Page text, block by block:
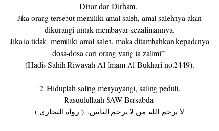
Dinar dan Dirham.
Jika orang tersebut memiliki amal saleh, amal salehnya akan
dikurangi untuk membayar kezalimannya.
Jika ia tidak memiliki amal saleh, maka ditambahkan kepadanya
dosa-dosa dari orang yang ia zalimi”
(Hadis Sahih Riwayah Al-Imam Al-Bukhari no.2449).
2. Hiduplah saling menyayangi, saling peduli.
Rasuulullaah SAW Bersabda:
لا يرحم الله من لا يرحم الناس. ( رواه البخارى )